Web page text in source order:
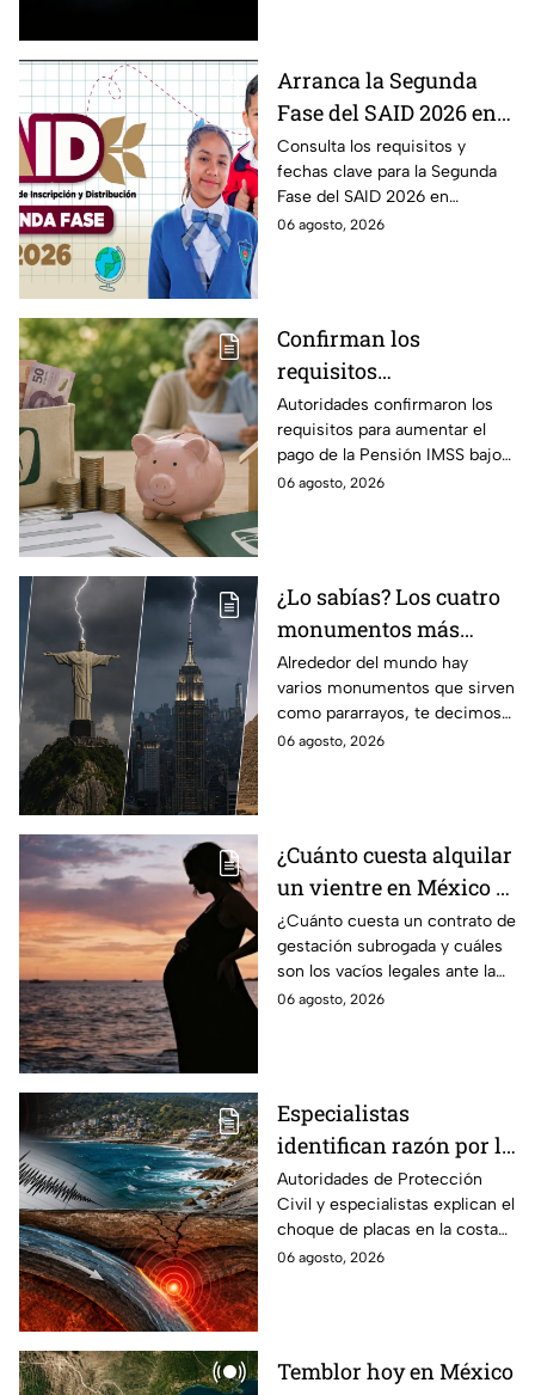
Arranca la Segunda
Fase del SAID 2026 en
Edomex para grados
intermedios: Fechas
clave y requisitos para
cambios de escuela
Consulta los requisitos y
fechas clave para la Segunda
Fase del SAID 2026 en
Edomex y asegura el traslado
06 agosto, 2026
Confirman los
requisitos
indispensables para
incrementar el pago de
la Pensión IMSS bajo el
régimen de la Ley 73
Autoridades confirmaron los
requisitos para aumentar el
pago de la Pensión IMSS bajo
la Ley 73, ¿cuáles son?
06 agosto, 2026
¿Lo sabías? Los cuatro
monumentos más
famosos del mundo que
también funcionan
como pararrayos
Alrededor del mundo hay
varios monumentos que sirven
como pararrayos, te decimos
los cuatro más icónicos y
06 agosto, 2026
¿Cuánto cuesta alquilar
un vientre en México y
en qué estados se
permite la gestación
subrogada?
¿Cuánto cuesta un contrato de
gestación subrogada y cuáles
son los vacíos legales ante la
falta de una ley federal que
06 agosto, 2026
Especialistas
identifican razón por la
que tiembla tanto en
Guerrero
Autoridades de Protección
Civil y especialistas explican el
choque de placas en la costa
de Guerrero; ¿cuál es el sismo
06 agosto, 2026
Temblor hoy en México